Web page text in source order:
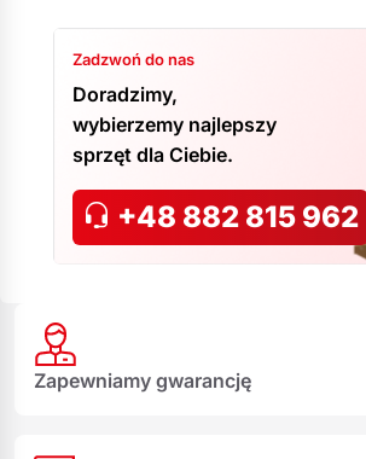
Zadzwoń do nas
Doradzimy,
wybierzemy najlepszy
sprzęt dla Ciebie.
+48 882 815 962
Zapewniamy gwarancję